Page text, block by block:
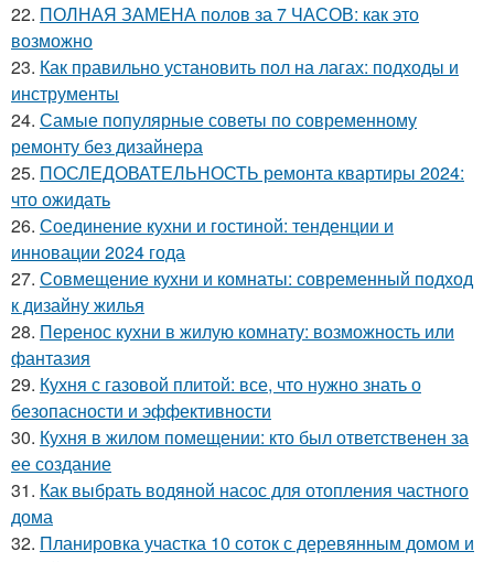
22. ПОЛНАЯ ЗАМЕНА полов за 7 ЧАСОВ: как это
возможно
23. Как правильно установить пол на лагах: подходы и
инструменты
24. Самые популярные советы по современному
ремонту без дизайнера
25. ПОСЛЕДОВАТЕЛЬНОСТЬ ремонта квартиры 2024:
что ожидать
26. Соединение кухни и гостиной: тенденции и
инновации 2024 года
27. Совмещение кухни и комнаты: современный подход
к дизайну жилья
28. Перенос кухни в жилую комнату: возможность или
фантазия
29. Кухня с газовой плитой: все, что нужно знать о
безопасности и эффективности
30. Кухня в жилом помещении: кто был ответственен за
ее создание
31. Как выбрать водяной насос для отопления частного
дома
32. Планировка участка 10 соток с деревянным домом и